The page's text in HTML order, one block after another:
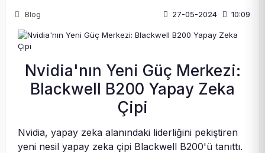
Blog 27-05-2024 10:09
Nvidia'nın Yeni Güç Merkezi:
Blackwell B200 Yapay Zeka
Çipi
Nvidia, yapay zeka alanındaki liderliğini pekiştiren
yeni nesil yapay zeka çipi Blackwell B200'ü tanıttı.